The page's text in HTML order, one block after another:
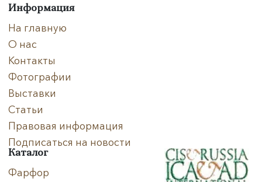
Информация
На главную
О нас
Контакты
Фотографии
Выставки
Статьи
Правовая информация
Подписаться на новости
Каталог
Фарфор